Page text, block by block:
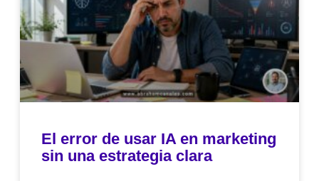
El error de usar IA en marketing
sin una estrategia clara